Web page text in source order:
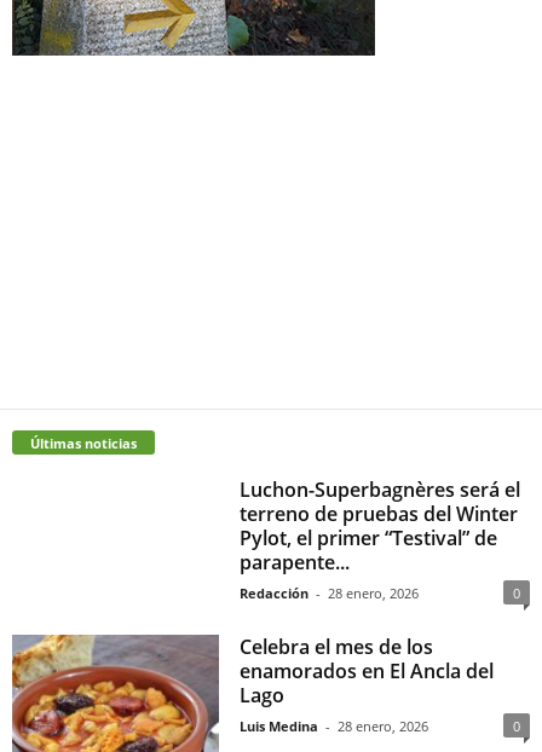
Últimas noticias
Luchon-Superbagnères será el
terreno de pruebas del Winter
Pylot, el primer “Testival” de
parapente...
Redacción - 28 enero, 2026 0
Celebra el mes de los
enamorados en El Ancla del
Lago
Luis Medina - 28 enero, 2026 0